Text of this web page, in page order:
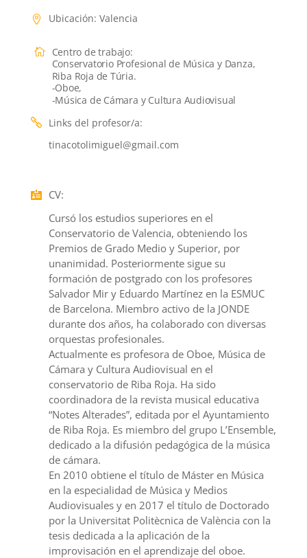
Ubicación: Valencia
Centro de trabajo:
Conservatorio Profesional de Música y Danza,
Riba Roja de Túria.
-Oboe,
-Música de Cámara y Cultura Audiovisual
Links del profesor/a:
tinacotolimiguel@gmail.com
CV:
Cursó los estudios superiores en el
Conservatorio de Valencia, obteniendo los
Premios de Grado Medio y Superior, por
unanimidad. Posteriormente sigue su
formación de postgrado con los profesores
Salvador Mir y Eduardo Martínez en la ESMUC
de Barcelona. Miembro activo de la JONDE
durante dos años, ha colaborado con diversas
orquestas profesionales.
Actualmente es profesora de Oboe, Música de
Cámara y Cultura Audiovisual en el
conservatorio de Riba Roja. Ha sido
coordinadora de la revista musical educativa
“Notes Alterades”, editada por el Ayuntamiento
de Riba Roja. Es miembro del grupo L’Ensemble,
dedicado a la difusión pedagógica de la música
de cámara.
En 2010 obtiene el título de Máster en Música
en la especialidad de Música y Medios
Audiovisuales y en 2017 el título de Doctorado
por la Universitat Politècnica de València con la
tesis dedicada a la aplicación de la
improvisación en el aprendizaje del oboe.